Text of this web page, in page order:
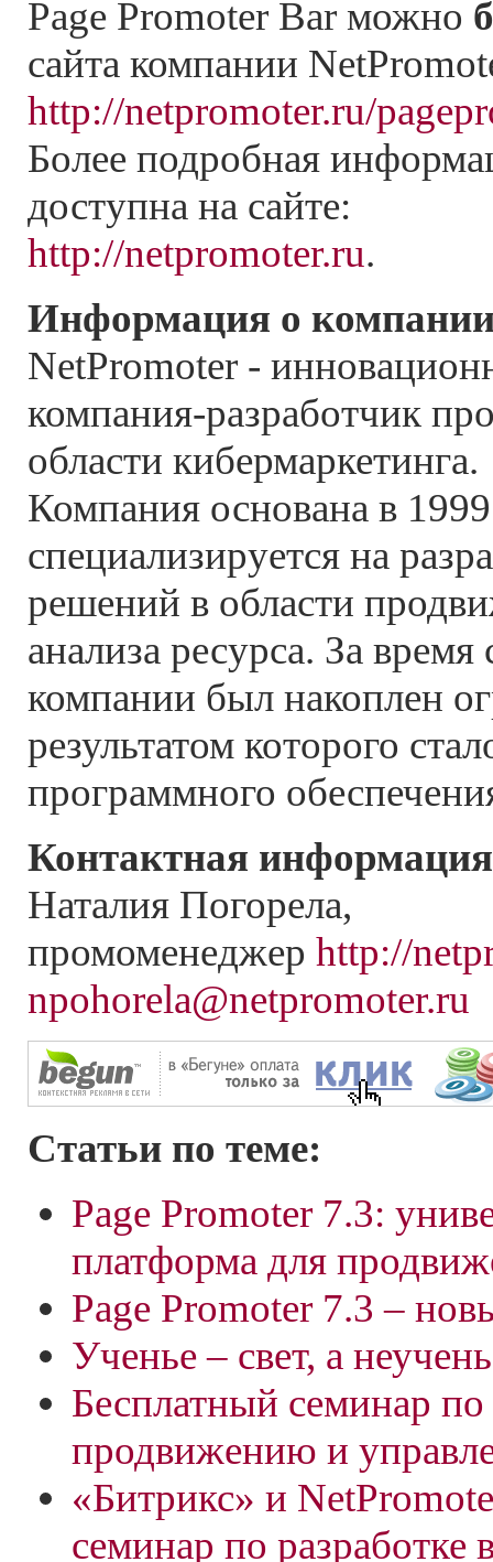
Page Promoter Bar можно
сайта компании
http://netpromoter.ru/
Более подробная
доступна на сайте:
http://netpromoter.ru.
Информация о
NetPromoter -
компания-разработчик
области кибермаркетинга.
Компания основана в
специализируется на
решений в области
анализа ресурса. За
компании был накоплен
результатом которого
программного
Контактная
Наталия Погорела,
промоменеджер http://
npohorela@netpromoter.ru
Статьи по теме:
Page Promoter 7.3:
платформа для
Page Promoter 7.3 –
Ученье – свет, а
Бесплатный семинар
продвижению и
«Битрикс» и
семинар по разработке